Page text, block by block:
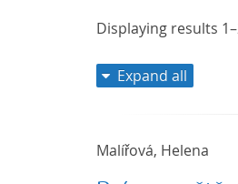
Displaying results
Expand all
Malířová, Helena